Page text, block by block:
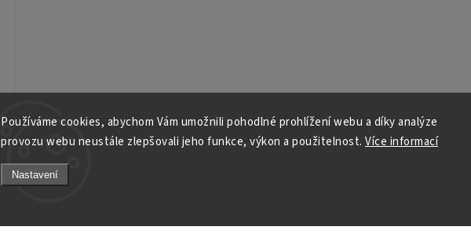
Používáme cookies, abychom Vám umožnili pohodlné prohlížení webu a díky analýze
provozu webu neustále zlepšovali jeho funkce, výkon a použitelnost. Více informací
Nastavení